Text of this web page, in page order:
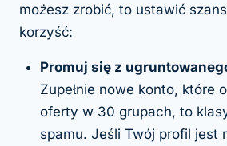
możesz zrobić, to ustawić
korzyść:
Promuj się z
Zupełnie nowe konto, które
oferty w 30 grupach, to
spamu. Jeśli Twój profil jest